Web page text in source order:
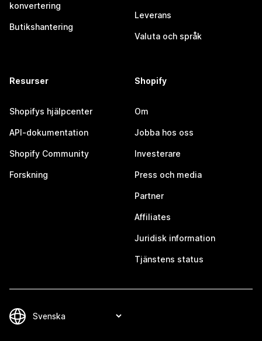
konvertering
Butikshantering
Leverans
Valuta och språk
Resurser
Shopifys hjälpcenter
API-dokumentation
Shopify Community
Forskning
Shopify
Om
Jobba hos oss
Investerare
Press och media
Partner
Affiliates
Juridisk information
Tjänstens status